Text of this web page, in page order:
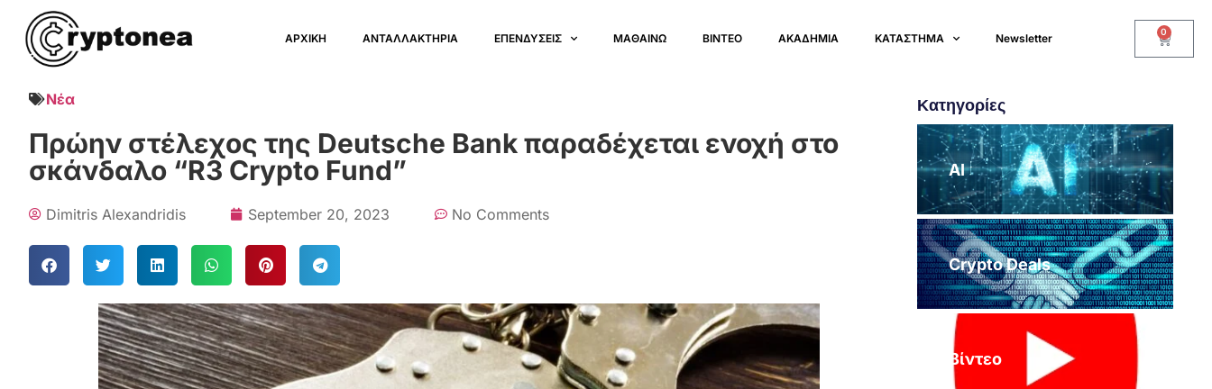
ΑΡΧΙΚΗ ΑΝΤΑΛΛΑΚΤΗΡΙΑ ΕΠΕΝΔΥΣΕΙΣ ΜΑΘΑΙΝΩ ΒΙΝΤΕΟ ΑΚΑΔΗΜΙΑ ΚΑΤΑΣΤΗΜΑ Newsletter 0
Νέα
Πρώην στέλεχος της Deutsche Bank παραδέχεται ενοχή στο
σκάνδαλο “R3 Crypto Fund”
Dimitris Alexandridis September 20, 2023 No Comments
Κατηγορίες
AI
Crypto Deals
Βίντεο